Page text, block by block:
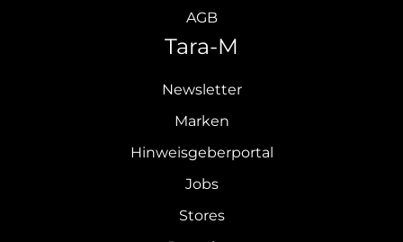
AGB
Tara-M
Newsletter
Marken
Hinweisgeberportal
Jobs
Stores